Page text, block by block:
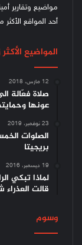
مواضيع وتقارير
أحد المواقع
المواضيع الأكثر
12 مارس، 2018
صلاة فعّالة
عونها
23 نوفمبر، 2019
الصلوات
بريجيتا
19 ديسمبر، 2016
لماذا تبكي
قالت
وسوم